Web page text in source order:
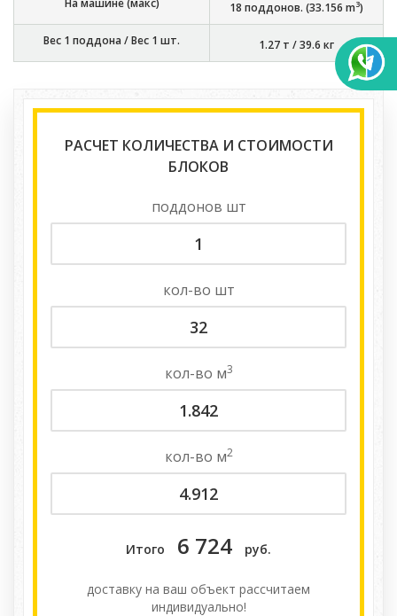
На машине (макс) 18 поддонов. (33.156 m3)
Вес 1 поддона / Вес 1 шт. 1.27 т /39.6 кг
РАСЧЕТ КОЛИЧЕСТВА И СТОИМОСТИ
БЛОКОВ
поддонов шт
кол-во шт
кол-во м3
кол-во м2
Итого 6 724 руб.
доставку на ваш объект расcчитаем
индивидуально!